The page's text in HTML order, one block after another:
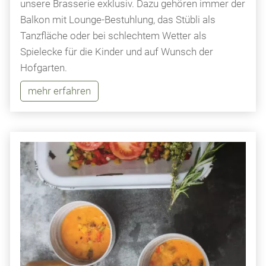
unsere Brasserie exklusiv. Dazu gehören immer der
Balkon mit Lounge-Bestuhlung, das Stübli als
Tanzfläche oder bei schlechtem Wetter als
Spielecke für die Kinder und auf Wunsch der
Hofgarten.
mehr erfahren